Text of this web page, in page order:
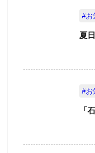
#お
夏日
#お
「